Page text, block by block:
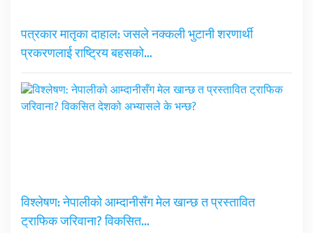
पत्रकार मातृका दाहाल: जसले नक्कली भुटानी शरणार्थी
प्रकरणलाई राष्ट्रिय बहसको…
विश्लेषण: नेपालीको आम्दानीसँग मेल खान्छ त प्रस्तावित
ट्राफिक जरिवाना? विकसित…